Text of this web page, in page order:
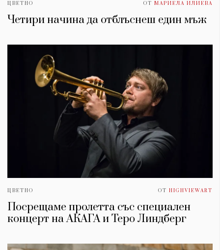
ЦВЕТНО ОТ МАРИЕЛА ИЛИЕВА
Четири начина да отблъснеш един мъж
ЦВЕТНО ОТ HIGHVIEWART
Посрещаме пролетта със специален
концерт на АКАГА и Теро Линдберг